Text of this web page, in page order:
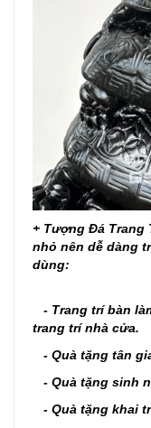
+ Tượng Đá Trang
nhỏ nên dễ dàng
dùng:
- Trang trí bàn
trang trí nhà cửa.
- Quà tặng tân
- Quà tặng sinh
- Quà tặng khai